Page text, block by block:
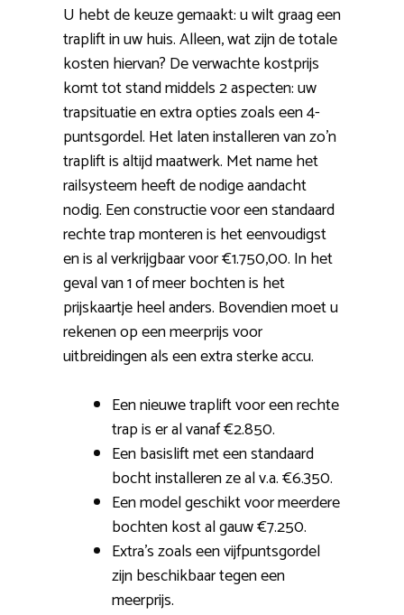
U hebt de keuze gemaakt: u wilt graag een
traplift in uw huis. Alleen, wat zijn de totale
kosten hiervan? De verwachte kostprijs
komt tot stand middels 2 aspecten: uw
trapsituatie en extra opties zoals een 4-
puntsgordel. Het laten installeren van zo’n
traplift is altijd maatwerk. Met name het
railsysteem heeft de nodige aandacht
nodig. Een constructie voor een standaard
rechte trap monteren is het eenvoudigst
en is al verkrijgbaar voor €1.750,00. In het
geval van 1 of meer bochten is het
prijskaartje heel anders. Bovendien moet u
rekenen op een meerprijs voor
uitbreidingen als een extra sterke accu.
Een nieuwe traplift voor een rechte
trap is er al vanaf €2.850.
Een basislift met een standaard
bocht installeren ze al v.a. €6.350.
Een model geschikt voor meerdere
bochten kost al gauw €7.250.
Extra’s zoals een vijfpuntsgordel
zijn beschikbaar tegen een
meerprijs.